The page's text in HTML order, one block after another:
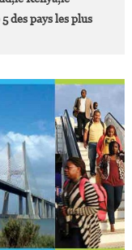
des pays les plus